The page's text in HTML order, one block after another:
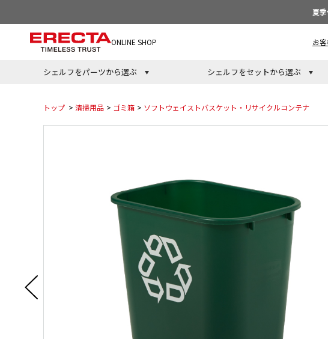
夏
ONLINE SHOP お
シェルフをパーツから選ぶ シェルフをセットから選ぶ
トップ > 清掃用品 > ゴミ箱 > ソフトウェイストバスケット・リサイクルコンテナ